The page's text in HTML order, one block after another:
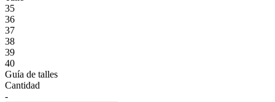
35
36
37
38
39
40
Guía de talles
Cantidad
-